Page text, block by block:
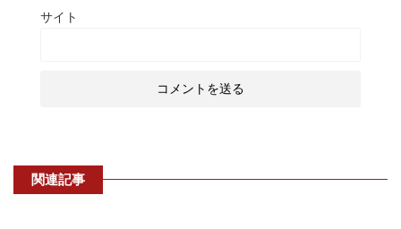
サイト
関連記事